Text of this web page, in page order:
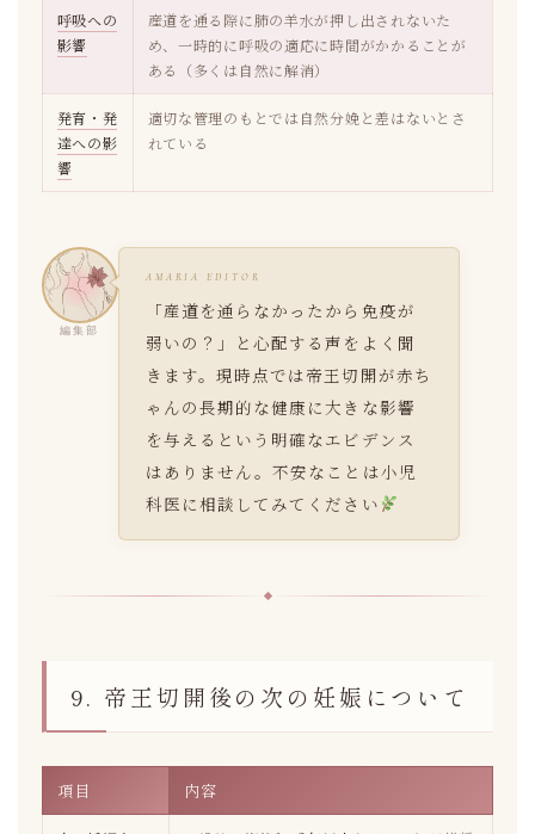
呼吸への
影響
産道を通る際に肺の羊水が押し出されないた
め、一時的に呼吸の適応に時間がかかることが
ある（多くは自然に解消）
発育・発
達への影
響
適切な管理のもとでは自然分娩と差はないとさ
れている
編集部
AMARIA EDITOR
「産道を通らなかったから免疫が
弱いの？」と心配する声をよく聞
きます。現時点では帝王切開が赤ち
ゃんの長期的な健康に大きな影響
を与えるという明確なエビデンス
はありません。不安なことは小児
科医に相談してみてください
9. 帝王切開後の次の妊娠について
項目 内容